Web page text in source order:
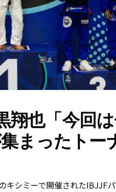
翔也「今回
まったトー
キシミーで開催されたIBJJF